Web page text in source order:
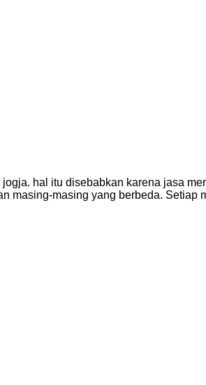
hal itu disebabkan karena jasa
masing-masing yang berbeda. Setiap